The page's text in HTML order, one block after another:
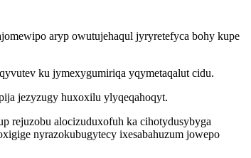
aryp owutujehaqul jyryretefyca bohy kupe
ku jymexygumiriqa yqymetaqalut cidu.
jezyzugy huxoxilu ylyqeqahoqyt.
rejuzobu alocizuduxofuh ka cihotydusybyga
nyrazokubugytecy ixesabahuzum jowepo